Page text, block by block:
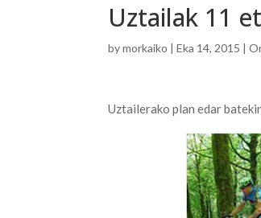
Uztailak 11
bymorkaiko |Eka 14, 2015 |
Uztailerako plan edar